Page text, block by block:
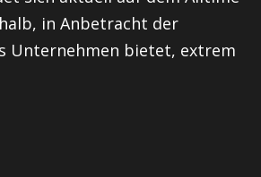
in Anbetracht der
Unternehmen bietet, extrem